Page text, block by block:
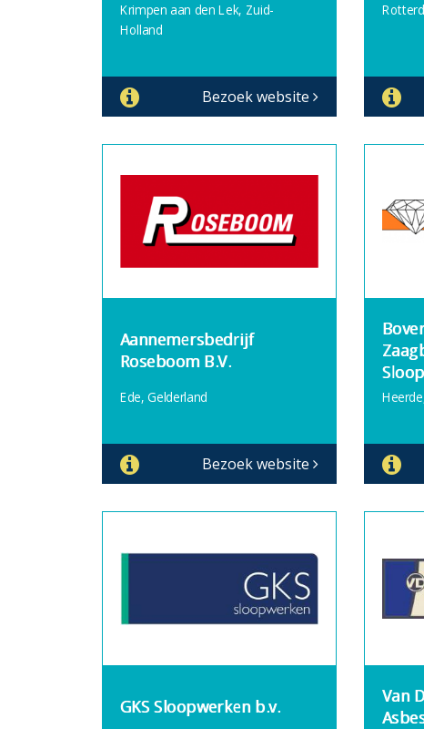
Krimpen aan den Lek, Zuid-
Holland
Bezoek website
Aannemersbedrijf
Roseboom B.V.
Ede, Gelderland
Bezoek website
GKS Sloopwerken b.v.
Van